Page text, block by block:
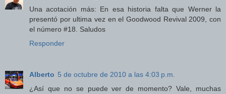
Una acotación más: En esa historia falta que Werner la
presentó por ultima vez en el Goodwood Revival 2009, con
el número #18. Saludos
Responder
Alberto 5 de octubre de 2010 a las 4:03 p.m.
¿Así que no se puede ver de momento? Vale, muchas